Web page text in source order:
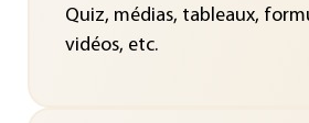
Quiz, médias, tableaux,
vidéos, etc.